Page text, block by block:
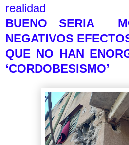
realidad
BUENO SERIA
NEGATIVOS
QUE NO HAN
‘CORDOBESISMO’